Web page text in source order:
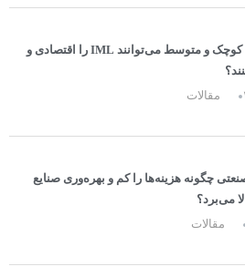
چگونه صنایع کوچک و متوسط می‌توانند IML را اقتصادی و
مقالات
چگونه هزینه‌ها را کم و بهره‌وری صنایع
می‌برد؟
مقالات